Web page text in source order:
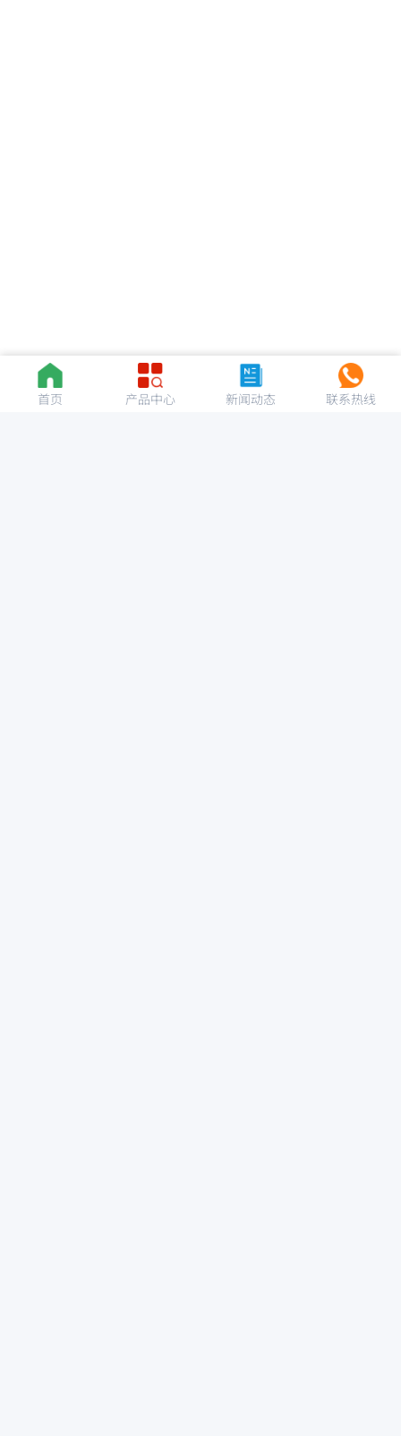
首页 产品中心 新闻动态 联系热线